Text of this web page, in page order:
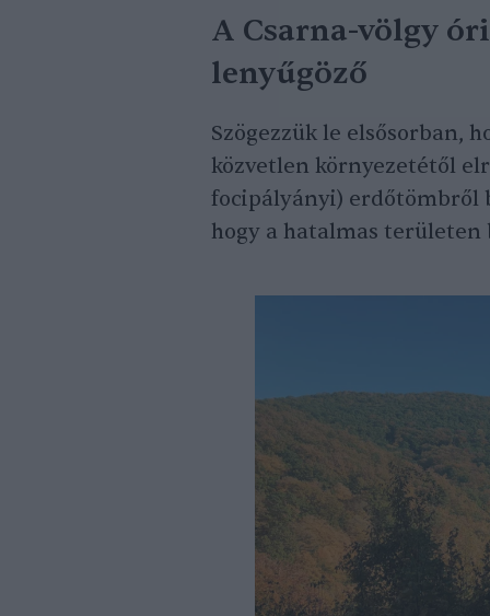
A Csarna-völgy
lenyűgöző
Szögezzük le elsősorban,
közvetlen környezetétől
focipályányi) erdőtömbről
hogy a hatalmas területen